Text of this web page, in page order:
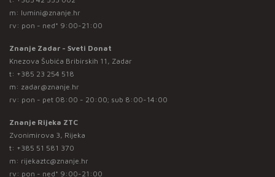
m: lumini@znanje.hr
rv: pon - ned* 9:00-21:00
Znanje Zadar - Sveti Donat
Knezova Šubića Bribirskih 11, Zadar
t: +385 23 254 518
m: zadar@znanje.hr
rv: pon - pet 08:00 - 20:00; sub 8:00-14:00
Znanje Rijeka ZTC
Zvonimirova 3, Rijeka
t: +385 51 581 370
m: rijekaztc@znanje.hr
rv: pon - ned* 9:00-21:00